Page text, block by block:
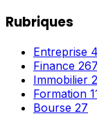
Rubriques
Entreprise
Finance 267
Immobilier
Formation
Bourse 27